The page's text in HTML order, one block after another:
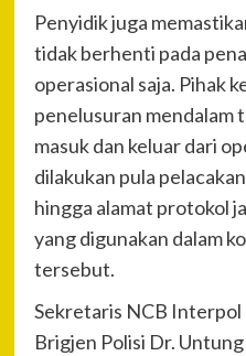
Penyidik juga
tidak berhenti pada
operasional saja. Pihak
penelusuran mendalam
masuk dan keluar dari
dilakukan pula
hingga alamat protokol
yang digunakan dalam
tersebut.
Sekretaris NCB
Brigjen Polisi Dr.